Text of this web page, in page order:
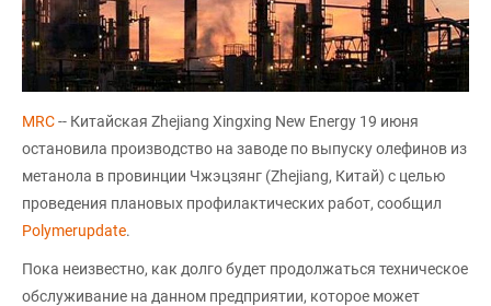
МRC-- Китайская Zhejiang Xingxing New Energy 19 июня
остановила производство на заводе по выпуску олефинов из
метанола в провинции Чжэцзянг (Zhejiang, Китай) с целью
проведения плановых профилактических работ, сообщил
Polymerupdate.
Пока неизвестно, как долго будет продолжаться техническое
обслуживание на данном предприятии, которое может